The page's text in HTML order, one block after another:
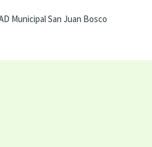
Municipal San Juan Bosco